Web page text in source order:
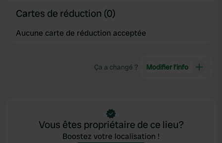
Cartes de réduction (0)
Aucune carte de réduction acceptée
Ça a changé ? Modifier l’info
Vous êtes propriétaire de ce lieu?
Boostez votre localisation !